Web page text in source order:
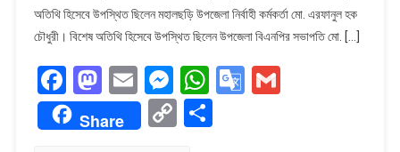
উপলক্ষে
আলোচনা
দোয়া
মাহফিল
অতিথি হিসেবে উপস্থিত ছিলেন মহালছড়ি উপজেলা নির্বাহী কর্মকর্তা মো. এরফানুল হক
চৌধুরী। বিশেষ অতিথি হিসেবে উপস্থিত ছিলেন উপজেলা বিএনপির সভাপতি মো. […]
Facebook
Mastodon
EmailMessenger
WhatsApp
Google
Share
Copy